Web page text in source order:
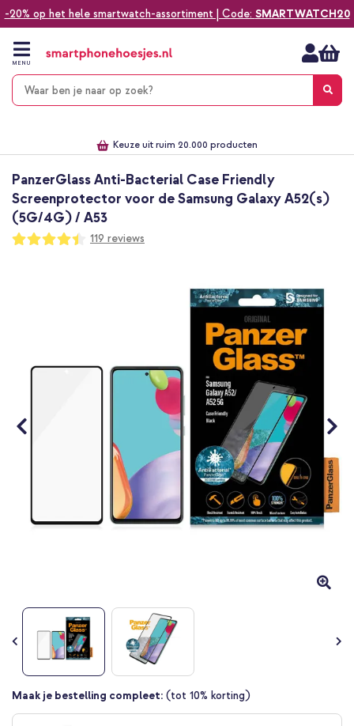
-20% op het hele smartwatch-assortiment | Code: SMARTWATCH20
naar
inhoud
MENU
Keuze uit ruim 20.000 producten
PanzerGlass Anti-Bacterial Case Friendly
Screenprotector voor de Samsung Galaxy A52(s)
(5G/4G) / A53
Waardering:
88
100
119 reviews
gallerij
Ga
Maak je bestelling compleet: (tot 10% korting)